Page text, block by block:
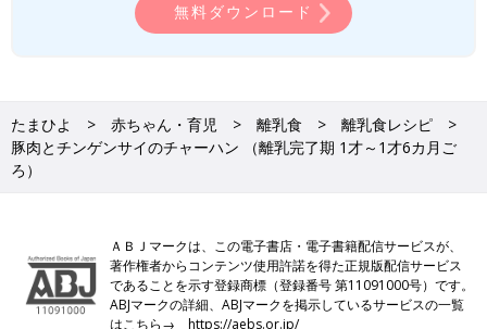
無料ダウンロード
たまひよ 赤ちゃん・育児 離乳食
離乳食レシピ
豚肉とチンゲンサイのチャーハン （離乳完了期 1才～1才6カ月ご
ろ）
ＡＢＪマークは、この電子書店・電子書籍配信サービスが、
著作権者からコンテンツ使用許諾を得た正規版配信サービス
であることを示す登録商標（登録番号 第11091000号）です。
ABJマークの詳細、ABJマークを掲示しているサービスの一覧
はこちら→https://aebs.or.jp/